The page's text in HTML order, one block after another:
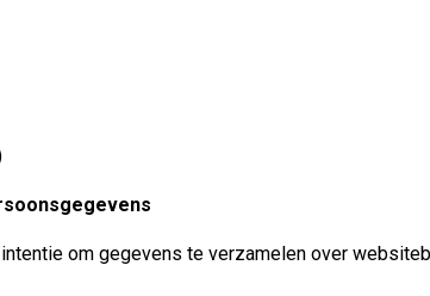
om gegevens te verzamelen over